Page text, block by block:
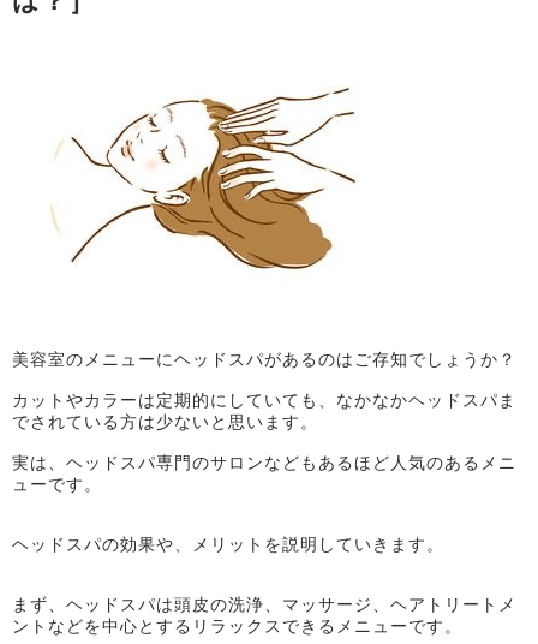
美容室のメニューにヘッドスパがあるのはご存知でしょうか？
カットやカラーは定期的にしていても、なかなかヘッドスパま
でされている方は少ないと思います。
実は、ヘッドスパ専門のサロンなどもあるほど人気のあるメニ
ューです。
ヘッドスパの効果や、メリットを説明していきます。
まず、ヘッドスパは頭皮の洗浄、マッサージ、ヘアトリートメ
ントなどを中心とするリラックスできるメニューです。